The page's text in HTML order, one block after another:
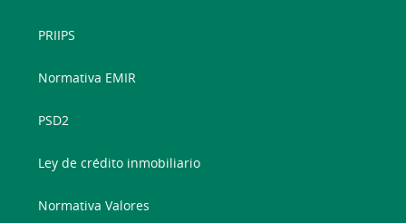
PRIIPS
Normativa EMIR
PSD2
Ley de crédito inmobiliario
Normativa Valores